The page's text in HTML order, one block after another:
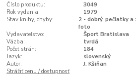
Číslo produktu:
3049
Rok vydania:
1979
Stav knihy, chyby:
2 - dobrý, pečiatky
foto
Vydavateľstvo:
Šport Bratislava
Väzba:
tvrdá
Počet strán:
184
Jazyk:
slovenský
Autor:
J. Kšiňan
Strážiť cenu / dostupnosť